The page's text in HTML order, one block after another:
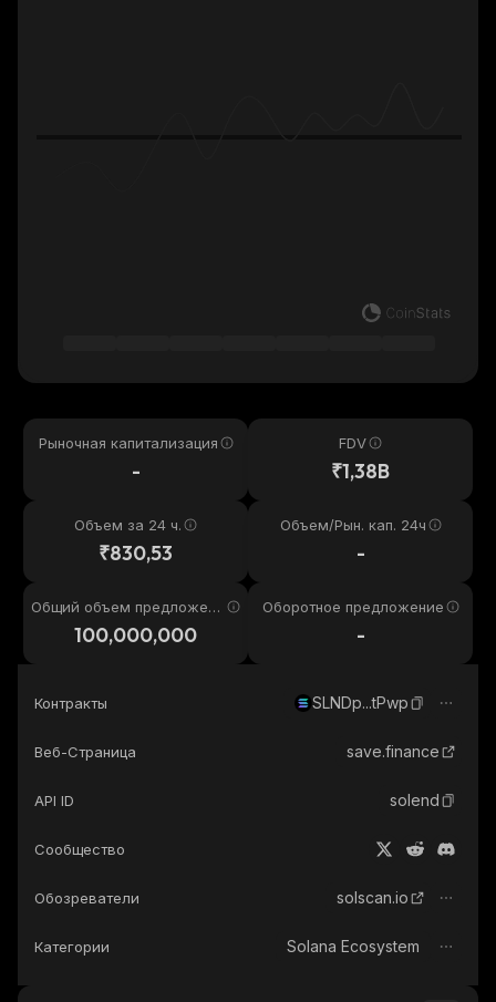
Рыночная капитализация
-
FDV
₹1,38B
Объем за 24 ч.
₹830,53
Объем/Рын. кап. 24ч
-
Общий объем предложени
100,000,000
Оборотное предложение
-
Контракты SLNDp...tPwp
Веб-Страница save.finance
API ID solend
Сообщество
Обозреватели solscan.io
Категории Solana Ecosystem